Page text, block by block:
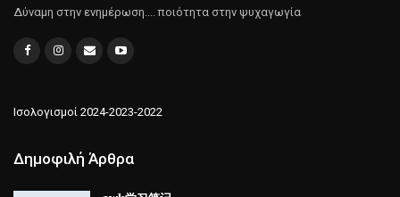
Δύναμη στην ενημέρωση.... ποιότητα στην ψυχαγωγία
Ισολογισμοί 2024-2023-2022
Δημοφιλή Άρθρα